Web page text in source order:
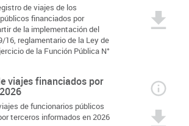
de viajes de los
financiados por
de la implementación del
16, reglamentario de la Ley de
de la Función Pública N°
viajes financiados por
de funcionarios públicos
terceros informados en 2026